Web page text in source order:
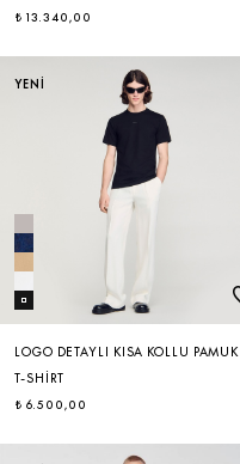
₺ 13.340,00
YENİ
LOGO DETAYLI KISA KOLLU PAMUK
T-SHIRT
₺ 6.500,00